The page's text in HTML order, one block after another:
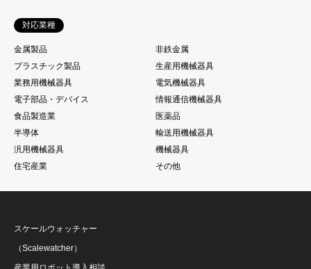
対応業種
金属製品
非鉄金属
プラスチック製品
生産用機械器具
業務用機械器具
電気機械器具
電子部品・デバイス
情報通信機械器具
食品製造業
医薬品
半導体
輸送用機械器具
汎用機械器具
機械器具
住宅産業
その他
スケールウォッチャー
（Scalewatcher）